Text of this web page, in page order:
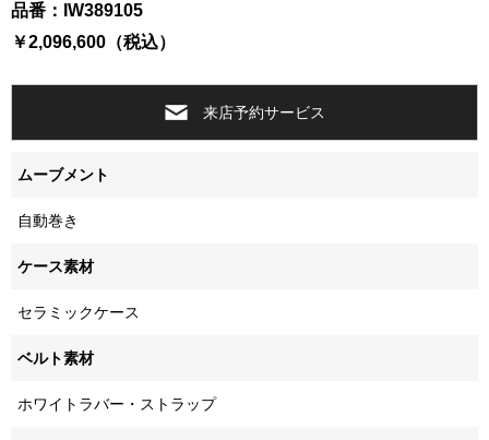
品番：IW389105
￥2,096,600（税込）
来店予約サービス
ムーブメント
自動巻き
ケース素材
セラミックケース
ベルト素材
ホワイトラバー・ストラップ